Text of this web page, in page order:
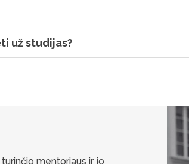
už studijas?
mentoriaus ir jo